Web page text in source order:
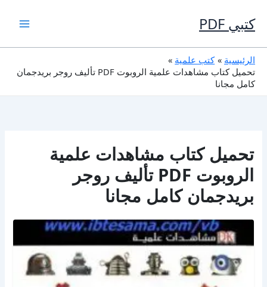
إلى
المحتوى
كتبي PDF
الرئيسية
كتب علمية
تحميل كتاب مشاهدات علمية الروبوت PDF تأليف روجر بريدجمان
كامل مجانا
تحميل كتاب مشاهدات علمية
الروبوت PDF تأليف روجر
بريدجمان كامل مجانا